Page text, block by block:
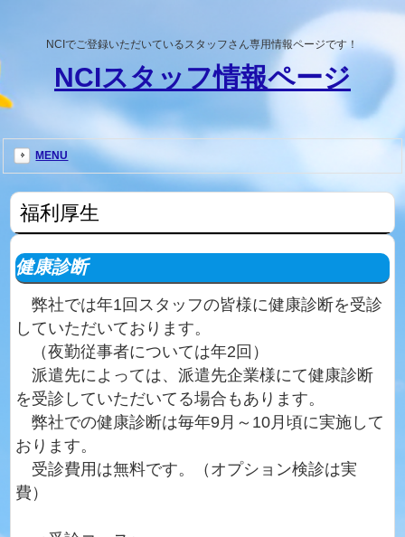
NCIでご登録いただいているスタッフさん専用情報ページです！
NCIスタッフ情報ページ
MENU
福利厚生
健康診断
弊社では年1回スタッフの皆様に健康診断を受診
していただいております。
（夜勤従事者については年2回）
派遣先によっては、派遣先企業様にて健康診断
を受診していただいてる場合もあります。
弊社での健康診断は毎年9月～10月頃に実施して
おります。
受診費用は無料です。（オプション検診は実
費）